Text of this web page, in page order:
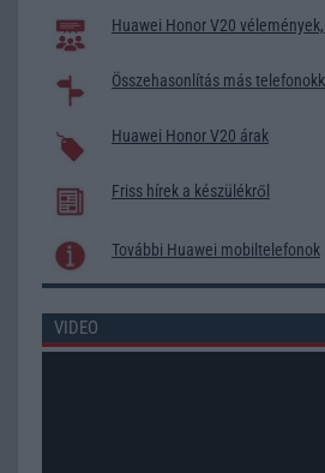
Huawei Honor V20
Összehasonlítás más
Huawei Honor V20 árak
Friss hírek a készülékről
További Huawei mobiltelefonok
VIDEO